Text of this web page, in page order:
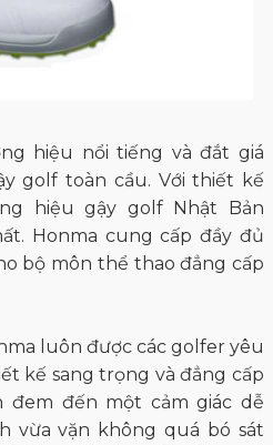
hiệu nổi tiếng và đắt giá
golf toàn cầu. Với thiết kế
hiệu gậy golf Nhật Bản
Honma cung cấp đầy đủ
bộ môn thể thao đẳng cấp
luôn được các golfer yêu
kế sang trọng và đẳng cấp
đem đến một cảm giác dễ
vừa vặn không quá bó sát